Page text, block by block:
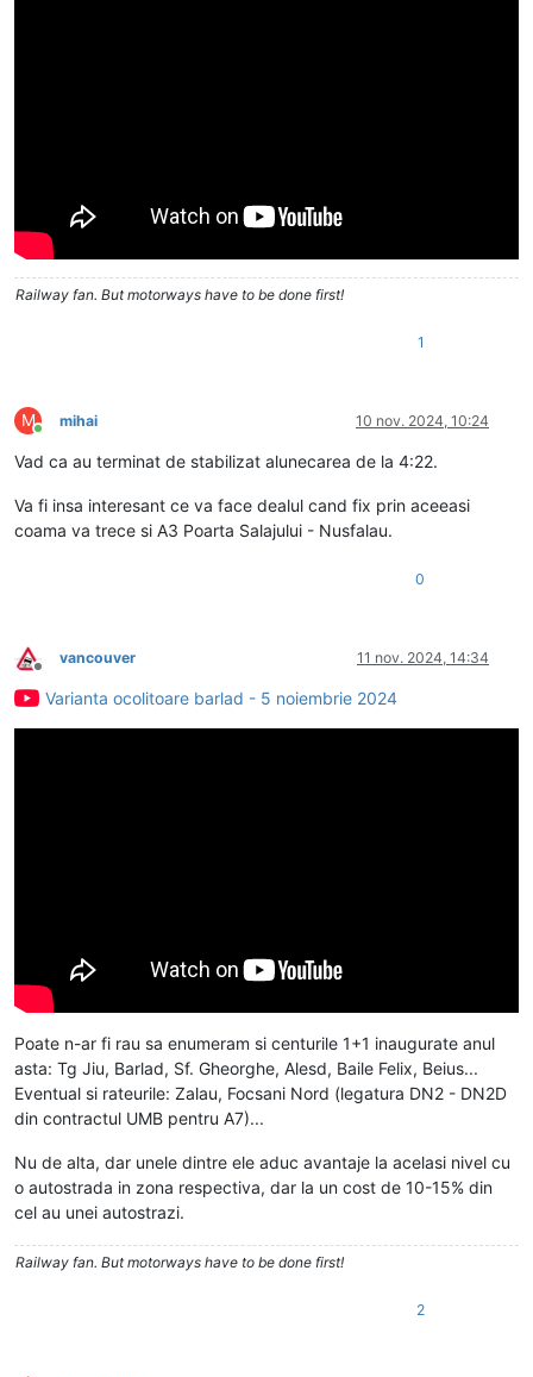
Railway fan. But motorways have to be done first!
1
M
Conectat
mihai 10 nov. 2024, 10:24
Vad ca au terminat de stabilizat alunecarea de la 4:22.
Va fi insa interesant ce va face dealul cand fix prin aceeasi
coama va trece si A3 Poarta Salajului - Nusfalau.
0
Deconectat
vancouver 11 nov. 2024, 14:34
Varianta ocolitoare barlad - 5 noiembrie 2024
Poate n-ar fi rau sa enumeram si centurile 1+1 inaugurate anul
asta: Tg Jiu, Barlad, Sf. Gheorghe, Alesd, Baile Felix, Beius...
Eventual si rateurile: Zalau, Focsani Nord (legatura DN2 - DN2D
din contractul UMB pentru A7)...
Nu de alta, dar unele dintre ele aduc avantaje la acelasi nivel cu
o autostrada in zona respectiva, dar la un cost de 10-15% din
cel au unei autostrazi.
Railway fan. But motorways have to be done first!
2